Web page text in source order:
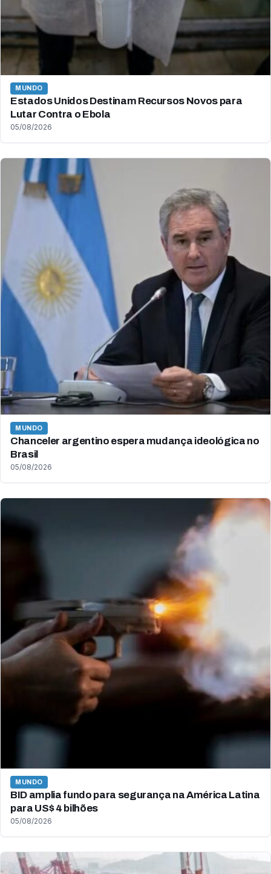
MUNDO
Estados Unidos Destinam Recursos Novos para
Lutar Contra o Ebola
05/08/2026
MUNDO
Chanceler argentino espera mudança ideológica no
Brasil
05/08/2026
MUNDO
BID amplia fundo para segurança na América Latina
para US$ 4 bilhões
05/08/2026